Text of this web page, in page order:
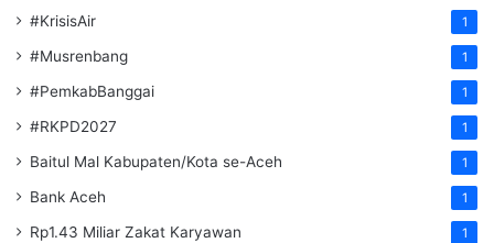
#KrisisAir 1
#Musrenbang 1
#PemkabBanggai 1
#RKPD2027 1
Baitul Mal Kabupaten/Kota se-Aceh 1
Bank Aceh 1
Rp1.43 Miliar Zakat Karyawan 1